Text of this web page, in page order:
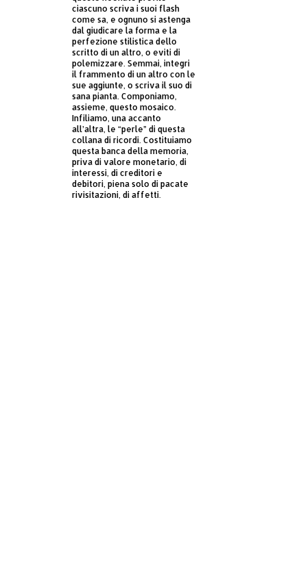
ciascuno scriva i suoi flash
come sa, e ognuno si astenga
dal giudicare la forma e la
perfezione stilistica dello
scritto di un altro, o eviti di
polemizzare. Semmai, integri
il frammento di un altro con le
sue aggiunte, o scriva il suo di
sana pianta. Componiamo,
assieme, questo mosaico.
Infiliamo, una accanto
all’altra, le “perle” di questa
collana di ricordi. Costituiamo
questa banca della memoria,
priva di valore monetario, di
interessi, di creditori e
debitori, piena solo di pacate
rivisitazioni, di affetti.